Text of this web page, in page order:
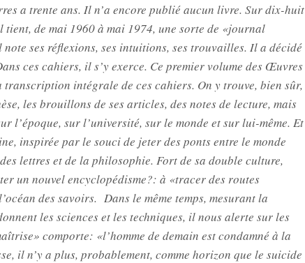
a trente ans. Il n’a encore publié aucun livre. Sur dix-huit
de mai 1960 à mai 1974, une sorte de «journal
ses réflexions, ses intuitions, ses trouvailles. Il a décidé
ces cahiers, il s’y exerce. Ce premier volume des Œuvres
transcription intégrale de ces cahiers. On y trouve, bien sûr,
les brouillons de ses articles, des notes de lecture, mais
l’époque, sur l’université, sur le monde et sur lui-même. Et
inspirée par le souci de jeter des ponts entre le monde
lettres et de la philosophie. Fort de sa double culture,
un nouvel encyclopédisme?: à «tracer des routes
des savoirs. Dans le même temps, mesurant la
les sciences et les techniques, il nous alerte sur les
comporte: «l’homme de demain est condamné à la
il n’y a plus, probablement, comme horizon que le suicide